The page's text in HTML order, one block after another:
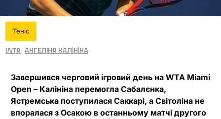
Теніс
WTA Ангеліна Калініна
Завершився черговий ігровий день на WTA Miami
Open – Калініна перемогла Сабалєнка,
Ястремська поступилася Саккарі, а Світоліна не
впоралася з Осакою в останньому матчі другого